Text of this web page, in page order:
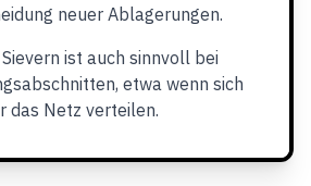
neuer Ablagerungen.
ist auch sinnvoll bei
etwa wenn sich
das Netz verteilen.